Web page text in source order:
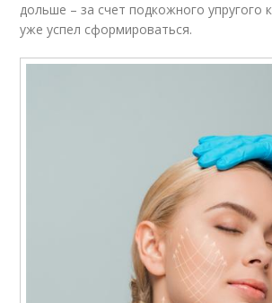
дольше – за счет подкожного упругого
уже успел сформироваться.